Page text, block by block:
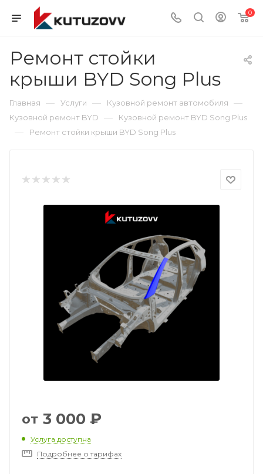
0
Ремонт стойки
крыши BYD Song Plus
Главная — Услуги — Кузовной ремонт автомобиля —
Кузовной ремонт BYD — Кузовной ремонт BYD Song Plus
— Ремонт стойки крыши BYD Song Plus
от 3 000 ₽
Услуга доступна
Подробнее о тарифах